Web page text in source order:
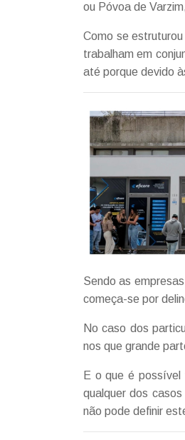
ou Póvoa de
Como se
trabalham em
até porque devido
Sendo as
começa-se por
No caso dos
nos que grande
E o que é
qualquer dos
não pode definir